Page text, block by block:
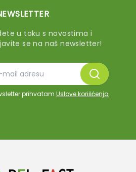
u toku s novostima i
se na naš newsletter!
prihvatam Uslove korišćenja